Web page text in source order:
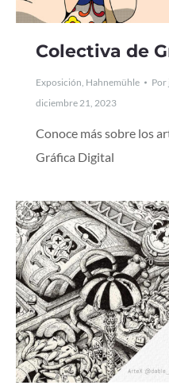
Colectiva de
Exposición, Hahnemühle Por
diciembre 21, 2023
Conoce más sobre los
Gráfica Digital